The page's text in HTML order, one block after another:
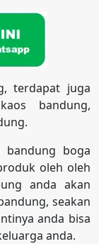
terdapat juga
bandung,
boga
oleh oleh
anda akan
seakan
anda bisa
anda.